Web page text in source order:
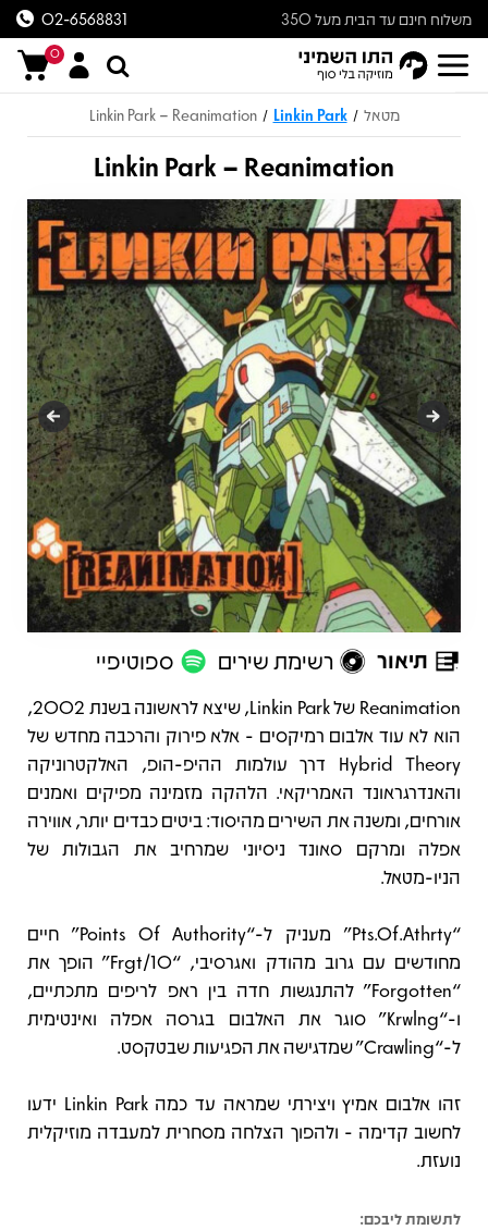
משלוח חינם עד הבית מעל 350
ש״ח
02-6568831
0
מטאל /
Linkin Park
/
Linkin Park – Reanimation
Linkin Park – Reanimation
תיאור רשימת שירים ספוטיפיי
תיאור
Reanimation של Linkin Park, שיצא לראשונה בשנת 2002,
הוא לא עוד אלבום רמיקסים - אלא פירוק והרכבה מחדש של
Hybrid Theory דרך עולמות ההיפ-הופ, האלקטרוניקה
והאנדרגראונד האמריקאי. הלהקה מזמינה מפיקים ואמנים
אורחים, ומשנה את השירים מהיסוד: ביטים כבדים יותר, אווירה
אפלה ומרקם סאונד ניסיוני שמרחיב את הגבולות של
הניו-מטאל.
“Pts.Of.Athrty” מעניק ל-“Points Of Authority” חיים
מחודשים עם גרוב מהודק ואגרסיבי, “Frgt/10” הופך את
“Forgotten” להתנגשות חדה בין ראפ לריפים מתכתיים,
ו-“Krwlng” סוגר את האלבום בגרסה אפלה ואינטימית
ל-“Crawling” שמדגישה את הפגיעות שבטקסט.
זהו אלבום אמיץ ויצירתי שמראה עד כמה Linkin Park ידעו
לחשוב קדימה - ולהפוך הצלחה מסחרית למעבדה מוזיקלית
נועזת.
לתשומת ליבכם: